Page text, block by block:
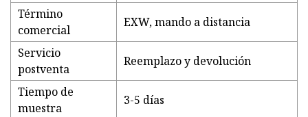
Término
comercial
EXW, mando a distancia
Servicio
postventa
Reemplazo y devolución
Tiempo de
muestra
3-5 días